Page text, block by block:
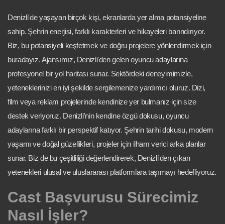
Denizli'de yaşayan birçok kişi, ekranlarda yer alma potansiyeline
sahip. Şehrin enerjisi, farklı karakterleri ve hikayeleri barındırıyor.
Biz, bu potansiyeli keşfetmek ve doğru projelere yönlendirmek için
buradayız. Ajansımız, Denizli'den gelen oyuncu adaylarına
profesyonel bir yol haritası sunar. Sektördeki deneyimimizle,
yeteneklerinizi en iyi şekilde sergilemenize yardımcı oluruz. Dizi,
film veya reklam projelerinde kendinize yer bulmanız için size
destek veriyoruz. Denizli'nin kendine özgü dokusu, oyuncu
adaylarına farklı bir perspektif katıyor. Şehrin tarihi dokusu, modern
yaşamı ve doğal güzellikleri, projeler için ilham verici arka planlar
sunar. Biz de bu çeşitliliği değerlendirerek, Denizli'den çıkan
yetenekleri ulusal ve uluslararası platformlara taşımayı hedefliyoruz.
Cast Başvurusu Sürecimiz
Nasıl İşler?